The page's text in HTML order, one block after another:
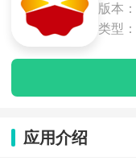
版本：
类型：
应用介绍